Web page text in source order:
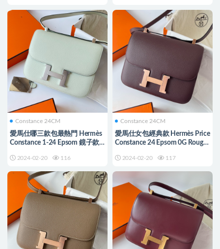
Constance 24CM
愛馬仕哪三款包最熱門 Hermès
Constance 1-24 Epsom 鏡子款
2024-02-20 116
Constance 24CM
愛馬仕女包經典款 Hermès Price
Constance 24 Epsom 0G Rouge
2024-02-20 117